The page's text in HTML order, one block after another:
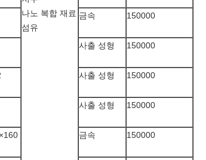
나노 복합 재료
섬유
금속 150000
사출 성형 150000
사출 성형 150000
사출 성형 150000
금속 150000